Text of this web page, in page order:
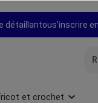
principale
détaillantous'inscrire
et crochet